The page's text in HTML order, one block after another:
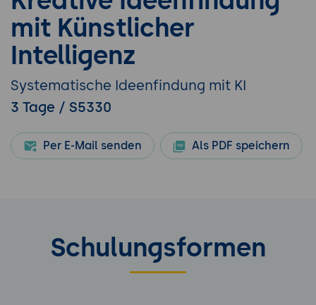
mit Künstlicher
Intelligenz
Systematische Ideenfindung mit KI
3 Tage / S5330
Per E-Mail senden Als PDF speichern
Schulungsformen